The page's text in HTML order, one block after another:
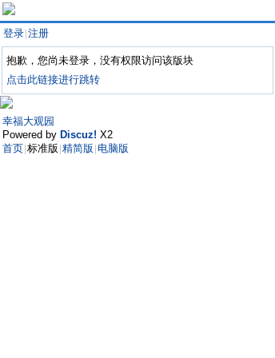
登录 注册
抱歉，您尚未登录，没有权限访问该版块
点击此链接进行跳转
幸福大观园
Powered by Discuz! X2
首页 标准版 精简版 电脑版